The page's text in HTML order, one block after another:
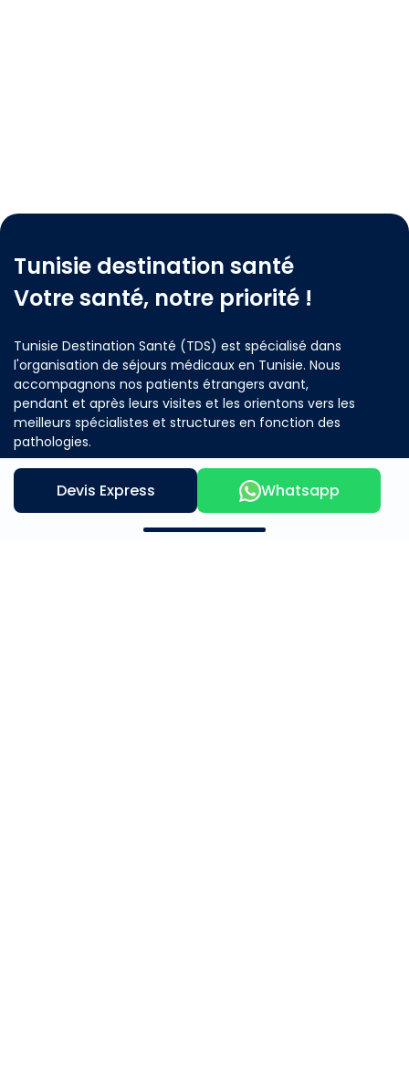
Devis Express Whatsapp
Tunisie destination santé
Votre santé, notre priorité !
Tunisie Destination Santé (TDS) est spécialisé dans
l'organisation de séjours médicaux en Tunisie. Nous
accompagnons nos patients étrangers avant,
pendant et après leurs visites et les orientons vers les
meilleurs spécialistes et structures en fonction des
pathologies.
Contactez nous